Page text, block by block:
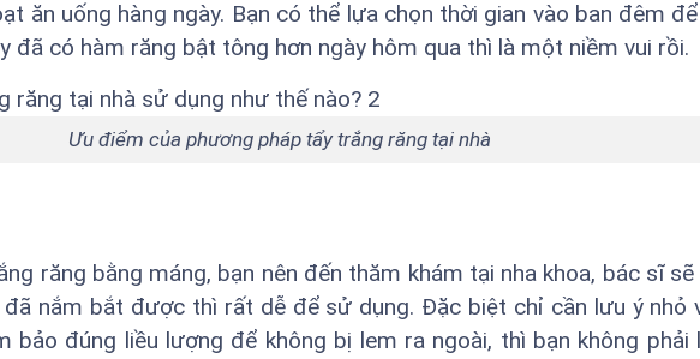
ăn uống hàng ngày. Bạn có thể lựa chọn thời gian vào ban đêm
đã có hàm răng bật tông hơn ngày hôm qua thì là một niềm vui rồi.
Ưu điểm của phương pháp tẩy trắng răng tại nhà
răng bằng máng, bạn nên đến thăm khám tại nha khoa, bác sĩ
nắm bắt được thì rất dễ để sử dụng. Đặc biệt chỉ cần lưu ý nhỏ
bảo đúng liều lượng để không bị lem ra ngoài, thì bạn không phải